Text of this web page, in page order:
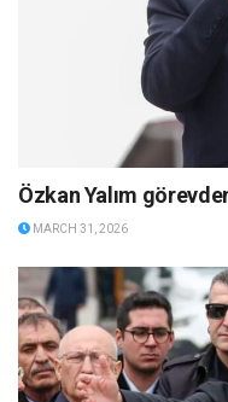
Özkan Yalım
MARCH 31, 2026